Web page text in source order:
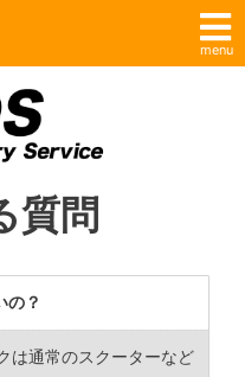
menu
質問
の？
は通常のスクーターなど